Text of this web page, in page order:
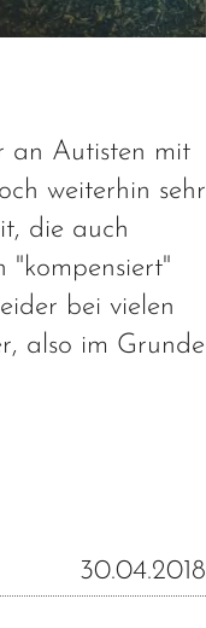
an Autisten mit
weiterhin sehr
die auch
"kompensiert"
bei vielen
also im Grunde
30.04.2018